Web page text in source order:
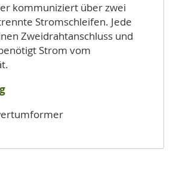
kommuniziert über zwei
Stromschleifen. Jede
Zweidrahtanschluss und
Strom vom